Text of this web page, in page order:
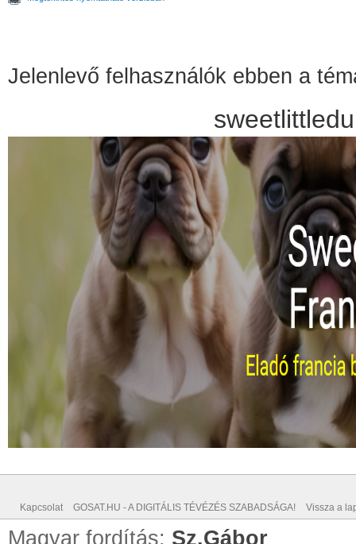
Jelenlevő felhasználók ebben a
Kapcsolat GOSAT.HU - A DIGITÁLIS TÉVÉZÉS SZABADSÁGA! Vissza a
Magyar fordítás: Sz.Gábor